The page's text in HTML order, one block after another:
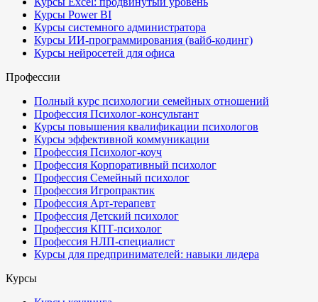
Курсы Power BI
Курсы системного администратора
Курсы ИИ-программирования (вайб-кодинг)
Курсы нейросетей для офиса
Профессии
Полный курс психологии семейных отношений
Профессия Психолог-консультант
Курсы повышения квалификации психологов
Курсы эффективной коммуникации
Профессия Психолог-коуч
Профессия Корпоративный психолог
Профессия Семейный психолог
Профессия Игропрактик
Профессия Арт-терапевт
Профессия Детский психолог
Профессия КПТ-психолог
Профессия НЛП-специалист
Курсы для предпринимателей: навыки лидера
Курсы